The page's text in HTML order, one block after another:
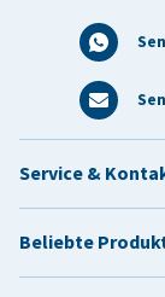
Service &
Beliebte